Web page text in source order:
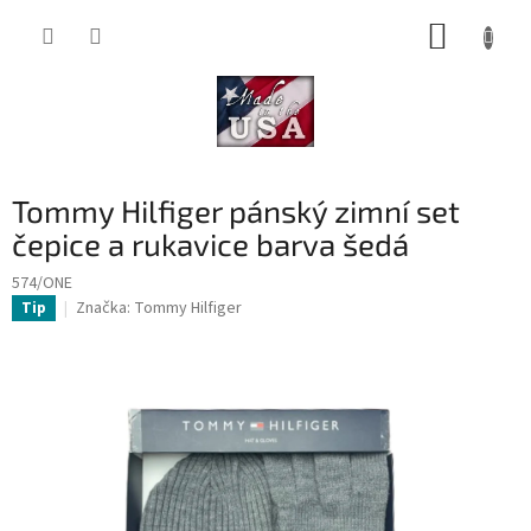
Tommy Hilfiger pánský zimní set
čepice a rukavice barva šedá
574/ONE
Tip Značka: Tommy Hilfiger